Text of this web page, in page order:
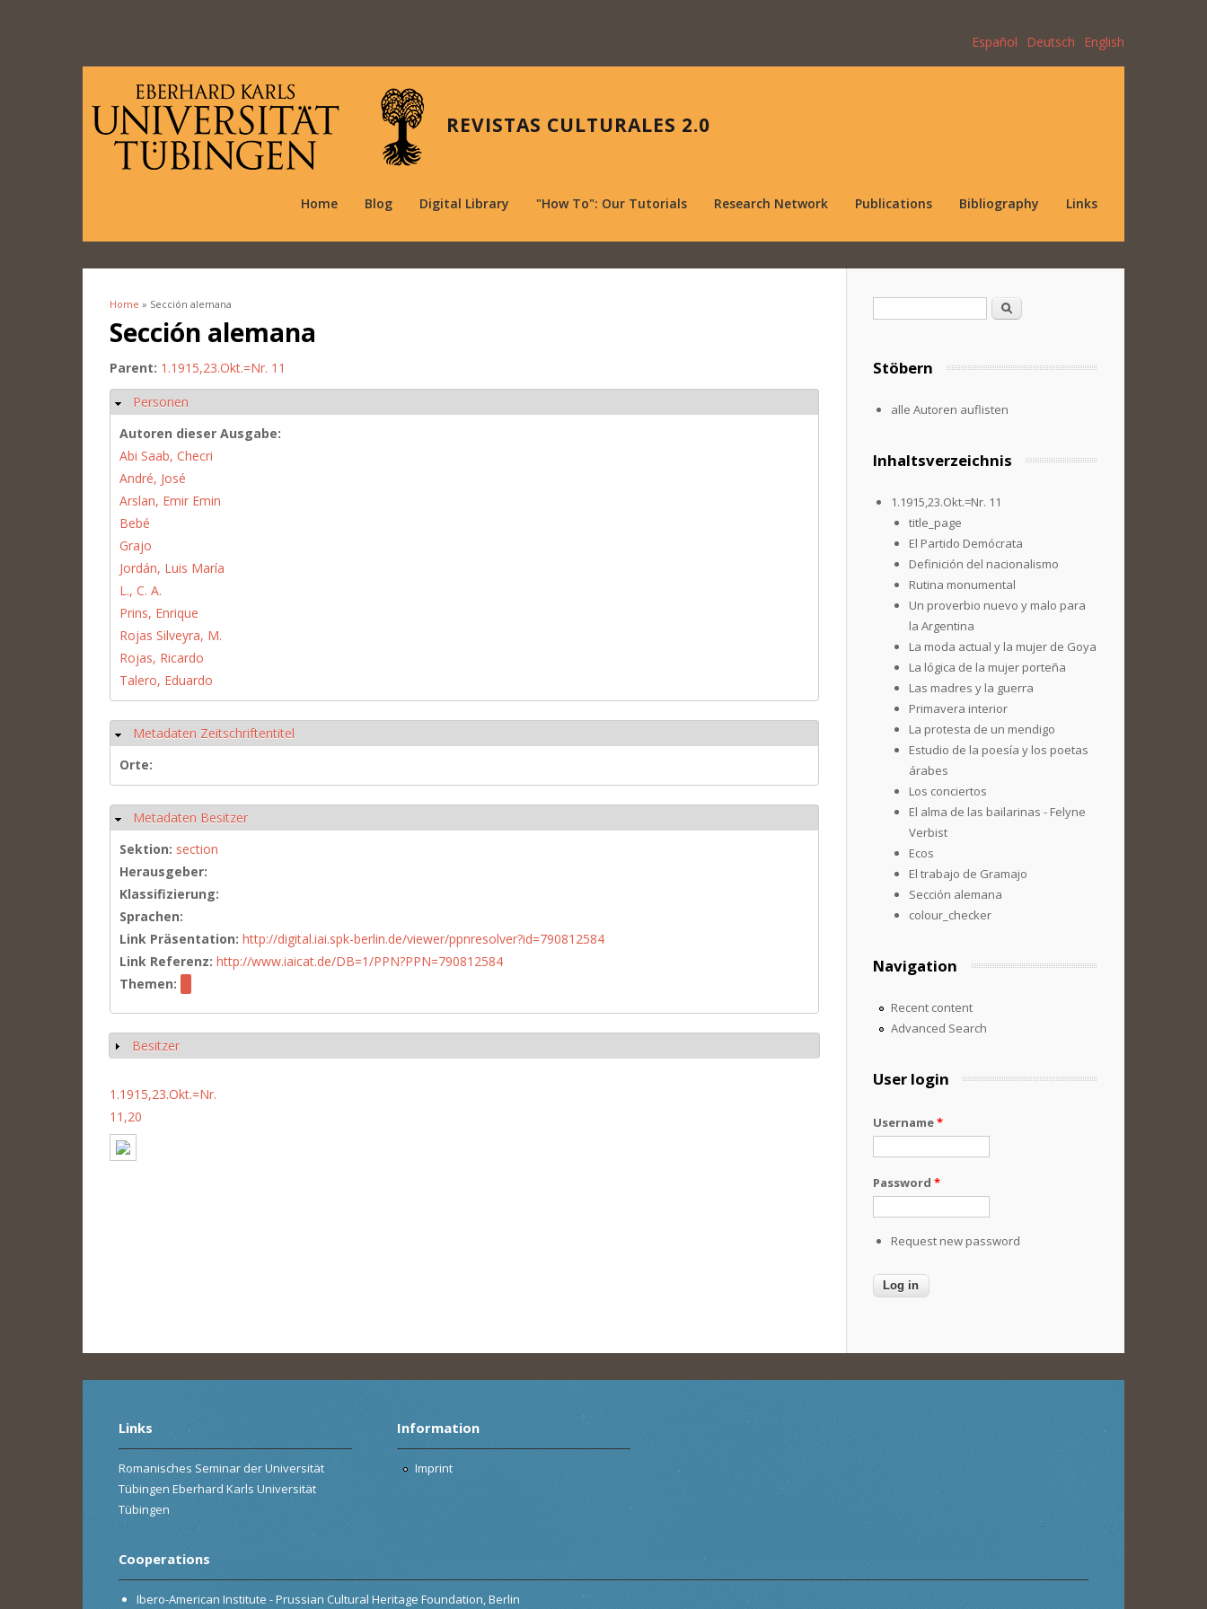
Español Deutsch English
REVISTAS CULTURALES 2.0
Home Blog Digital Library "How To": Our Tutorials Research Network Publications Bibliography Links
You are here
Home » Sección alemana
Sección alemana
Parent: 1.1915,23.Okt.=Nr. 11
Hide
Personen
Autoren dieser Ausgabe:
Abi Saab, Checri
André, José
Arslan, Emir Emin
Bebé
Grajo
Jordán, Luis María
L., C. A.
Prins, Enrique
Rojas Silveyra, M.
Rojas, Ricardo
Talero, Eduardo
Hide
Metadaten Zeitschriftentitel
Orte:
Hide
Metadaten Besitzer
Sektion: section
Herausgeber:
Klassifizierung:
Sprachen:
Link Präsentation: http://digital.iai.spk-berlin.de/viewer/ppnresolver?id=790812584
Link Referenz: http://www.iaicat.de/DB=1/PPN?PPN=790812584
Themen:
Show
Besitzer
1.1915,23.Okt.=Nr.
11,20
Search
Stöbern
alle Autoren auflisten
Inhaltsverzeichnis
1.1915,23.Okt.=Nr. 11
title_page
El Partido Demócrata
Definición del nacionalismo
Rutina monumental
Un proverbio nuevo y malo para
la Argentina
La moda actual y la mujer de Goya
La lógica de la mujer porteña
Las madres y la guerra
Primavera interior
La protesta de un mendigo
Estudio de la poesía y los poetas
árabes
Los conciertos
El alma de las bailarinas - Felyne
Verbist
Ecos
El trabajo de Gramajo
Sección alemana
colour_checker
Navigation
Recent content
Advanced Search
User login
Username*
Password *
Request new password
Links
Romanisches Seminar der Universität
Tübingen Eberhard Karls Universität
Tübingen
Information
Imprint
Cooperations
Ibero-American Institute - Prussian Cultural Heritage Foundation, Berlin